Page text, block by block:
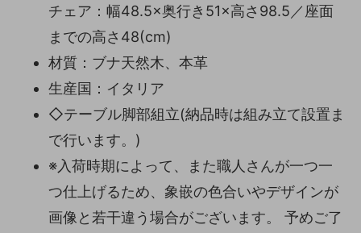
チェア：幅48.5×奥行き51×高さ98.5／座面
までの高さ48(cm)
材質：ブナ天然木、本革
生産国：イタリア
◇テーブル脚部組立(納品時は組み立て設置ま
で行います。)
※入荷時期によって、また職人さんが一つ一
つ仕上げるため、象嵌の色合いやデザインが
画像と若干違う場合がございます。 予めご了